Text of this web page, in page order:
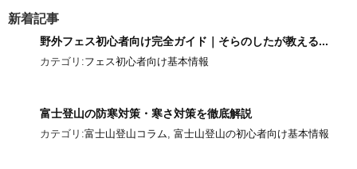
新着記事
野外フェス初心者向け完全ガイド｜そらのしたが教える...
カテゴリ:フェス初心者向け基本情報
富士登山の防寒対策・寒さ対策を徹底解説
カテゴリ:富士山登山コラム 富士山登山の初心者向け基本情報